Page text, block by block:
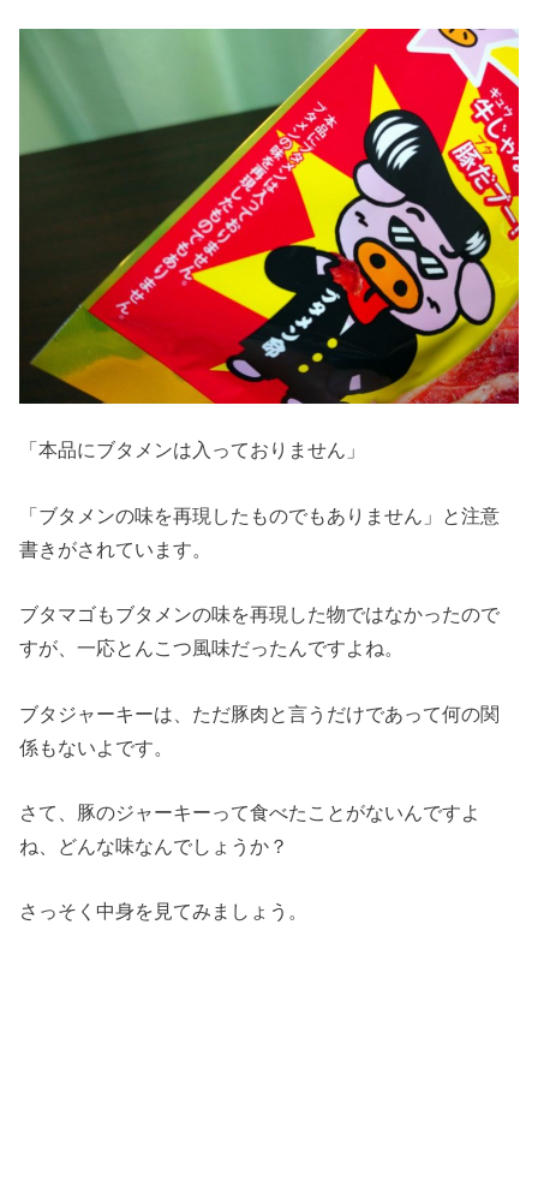
「本品にブタメンは入っておりません」
「ブタメンの味を再現したものでもありません」と注意
書きがされています。
ブタマゴもブタメンの味を再現した物ではなかったので
すが、一応とんこつ風味だったんですよね。
ブタジャーキーは、ただ豚肉と言うだけであって何の関
係もないよです。
さて、豚のジャーキーって食べたことがないんですよ
ね、どんな味なんでしょうか？
さっそく中身を見てみましょう。